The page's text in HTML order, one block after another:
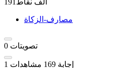
191ألف نقاط
مصارف-الزكاة
0 تصويتات
1 إجابة 169 مشاهدات